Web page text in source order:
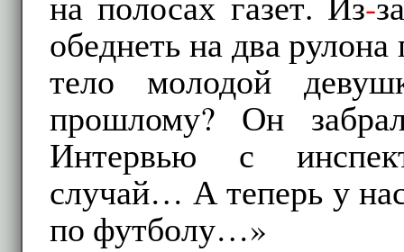
обеднеть на два
тело молодой
прошлому? Он
Интервью с
случай… А теперь у
по футболу…»